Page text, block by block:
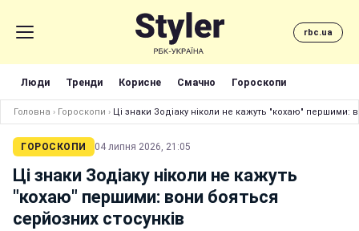
rbc.ua
Люди Тренди Корисне Смачно Гороскопи
Головна › Гороскопи › Ці знаки Зодіаку ніколи не кажуть "кохаю" першими:
ГОРОСКОПИ 04 липня 2026, 21:05
Ці знаки Зодіаку ніколи не кажуть
"кохаю" першими: вони бояться
серйозних стосунків